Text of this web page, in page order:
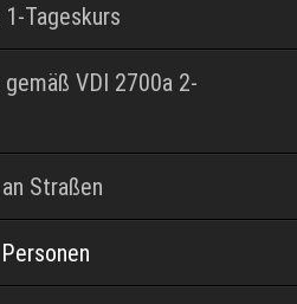
Tageskurs
VDI 2700a 2-
Straßen